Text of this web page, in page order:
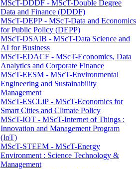
MScT-DDDF - MScT-Double Degree
Data and Finance (DDDF)
MScT-DEPP - MScT-Data and Economics
for Public Policy (DEPP)
MScT-DSAIB - MScT-Data Science and
AI for Business
MScT-EDACF - MScT-Economics, Data
Analytics and Corporate Finance
MScT-EESM - MScT-Environmental
Engineering and Sustainability
Management
MScT-ESCLiP - MScT-Economics for
Smart Cities and Climate Policy
MScT-IOT - MScT-Internet of Things :
Innovation and Management Program
(IoT)
MScT-STEEM - MScT-Energy
Environment : Science Technology &
Management